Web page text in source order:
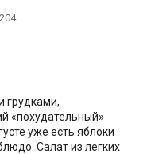
204
грудками,
«похудательный»
уже есть яблоки
Салат из легких